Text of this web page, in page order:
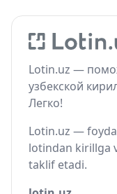
Lotin.uz —
узбекской
Легко!
Lotin.uz —
lotindan kirillga
taklif etadi.